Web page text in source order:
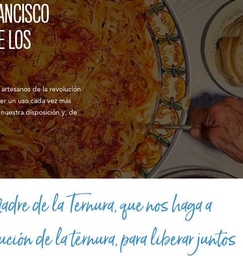
LOS
de la revolución
un uso cada vez más
disposición y, de
de la Ternura, que nos haga a
de la ternura, para liberar juntos